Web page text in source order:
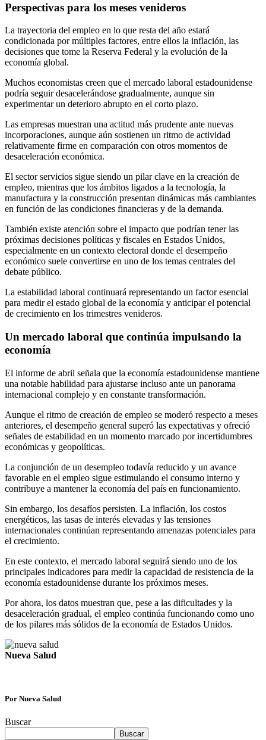
Perspectivas para los meses venideros
La trayectoria del empleo en lo que resta del año estará
condicionada por múltiples factores, entre ellos la inflación, las
decisiones que tome la Reserva Federal y la evolución de la
economía global.
Muchos economistas creen que el mercado laboral estadounidense
podría seguir desacelerándose gradualmente, aunque sin
experimentar un deterioro abrupto en el corto plazo.
Las empresas muestran una actitud más prudente ante nuevas
incorporaciones, aunque aún sostienen un ritmo de actividad
relativamente firme en comparación con otros momentos de
desaceleración económica.
El sector servicios sigue siendo un pilar clave en la creación de
empleo, mientras que los ámbitos ligados a la tecnología, la
manufactura y la construcción presentan dinámicas más cambiantes
en función de las condiciones financieras y de la demanda.
También existe atención sobre el impacto que podrían tener las
próximas decisiones políticas y fiscales en Estados Unidos,
especialmente en un contexto electoral donde el desempeño
económico suele convertirse en uno de los temas centrales del
debate público.
La estabilidad laboral continuará representando un factor esencial
para medir el estado global de la economía y anticipar el potencial
de crecimiento en los trimestres venideros.
Un mercado laboral que continúa impulsando la
economía
El informe de abril señala que la economía estadounidense mantiene
una notable habilidad para ajustarse incluso ante un panorama
internacional complejo y en constante transformación.
Aunque el ritmo de creación de empleo se moderó respecto a meses
anteriores, el desempeño general superó las expectativas y ofreció
señales de estabilidad en un momento marcado por incertidumbres
económicas y geopolíticas.
La conjunción de un desempleo todavía reducido y un avance
favorable en el empleo sigue estimulando el consumo interno y
contribuye a mantener la economía del país en funcionamiento.
Sin embargo, los desafíos persisten. La inflación, los costos
energéticos, las tasas de interés elevadas y las tensiones
internacionales continúan representando amenazas potenciales para
el crecimiento.
En este contexto, el mercado laboral seguirá siendo uno de los
principales indicadores para medir la capacidad de resistencia de la
economía estadounidense durante los próximos meses.
Por ahora, los datos muestran que, pese a las dificultades y la
desaceleración gradual, el empleo continúa funcionando como uno
de los pilares más sólidos de la economía de Estados Unidos.
Nueva Salud
Por Nueva Salud
Buscar
Buscar